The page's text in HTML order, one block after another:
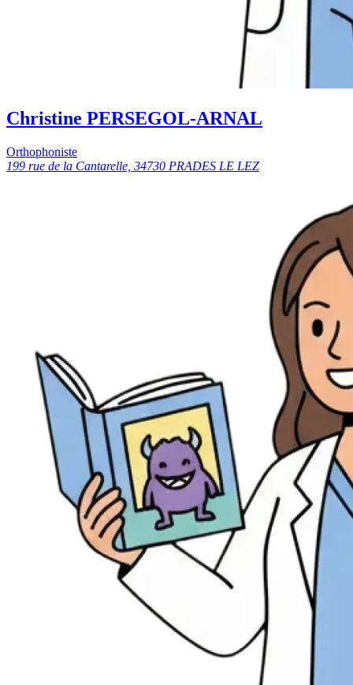
Christine PERSEGOL-ARNAL
Orthophoniste
199 rue de la Cantarelle, 34730 PRADES LE LEZ